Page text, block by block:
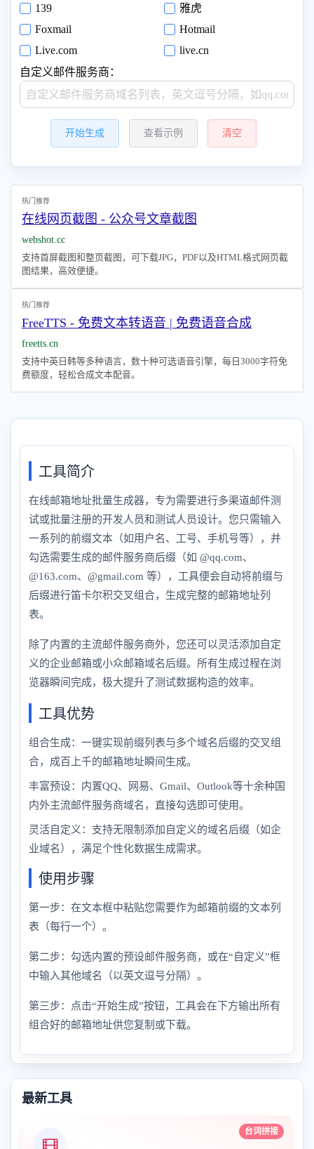
139
雅虎
Foxmail
Hotmail
Live.com
live.cn
自定义邮件服务商：
开始生成 查看示例 清空
热门推荐
在线网页截图 - 公众号文章截图
webshot.cc
支持首屏截图和整页截图，可下载JPG，PDF以及HTML格式网页截
图结果，高效便捷。
热门推荐
FreeTTS - 免费文本转语音 | 免费语音合成
freetts.cn
支持中英日韩等多种语言，数十种可选语音引擎，每日3000字符免
费额度，轻松合成文本配音。
工具简介
在线邮箱地址批量生成器，专为需要进行多渠道邮件测
试或批量注册的开发人员和测试人员设计。您只需输入
一系列的前缀文本（如用户名、工号、手机号等），并
勾选需要生成的邮件服务商后缀（如 @qq.com、
@163.com、@gmail.com 等），工具便会自动将前缀与
后缀进行笛卡尔积交叉组合，生成完整的邮箱地址列
表。
除了内置的主流邮件服务商外，您还可以灵活添加自定
义的企业邮箱或小众邮箱域名后缀。所有生成过程在浏
览器瞬间完成，极大提升了测试数据构造的效率。
工具优势
组合生成：一键实现前缀列表与多个域名后缀的交叉组
合，成百上千的邮箱地址瞬间生成。
丰富预设：内置QQ、网易、Gmail、Outlook等十余种国
内外主流邮件服务商域名，直接勾选即可使用。
灵活自定义：支持无限制添加自定义的域名后缀（如企
业域名），满足个性化数据生成需求。
使用步骤
第一步：在文本框中粘贴您需要作为邮箱前缀的文本列
表（每行一个）。
第二步：勾选内置的预设邮件服务商，或在“自定义”框
中输入其他域名（以英文逗号分隔）。
第三步：点击“开始生成”按钮，工具会在下方输出所有
组合好的邮箱地址供您复制或下载。
最新工具
台词拼接